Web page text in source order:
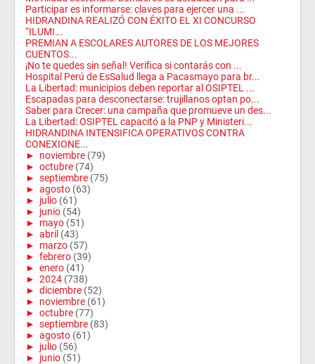
Participar es informarse: claves para ejercer una ...
HIDRANDINA REALIZÓ CON ÉXITO EL XI CONCURSO
“ILUMI...
PREMIAN A ESCOLARES AUTORES DE LOS MEJORES
CUENTOS...
¡No te quedes sin señal! Verifica si contarás con ...
Hospital Perú de EsSalud llega a Pacasmayo para br...
La Libertad: municipios deben reportar al OSIPTEL ...
Escapadas para desconectarse: trujillanos optan po...
Saber para Crecer: una campaña que promueve un des...
La Libertad: OSIPTEL capacitó a la PNP y Ministeri...
HIDRANDINA INTENSIFICA OPERATIVOS CONTRA
CONEXIONE...
► noviembre (79)
► octubre (74)
► septiembre (75)
► agosto (63)
► julio (61)
► junio (54)
► mayo (51)
► abril (43)
► marzo (57)
► febrero (39)
► enero (41)
► 2024 (738)
► diciembre (52)
► noviembre (61)
► octubre (77)
► septiembre (83)
► agosto (61)
► julio (56)
► junio (51)